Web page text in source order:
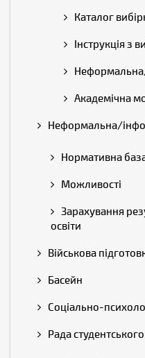
Каталог
Інструкція з
Академічна
Неформальна/
Нормативна
Можливості
Зарахування
освіти
Військова
Басейн
Соціально-
Рада